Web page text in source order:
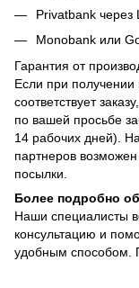
Privatbank через
Monobank или
Гарантия от
Если при
соответствует
по вашей просьбе
14 рабочих дней).
партнеров
посылки.
Более подробно
Наши специалисты
консультацию и
удобным способом.